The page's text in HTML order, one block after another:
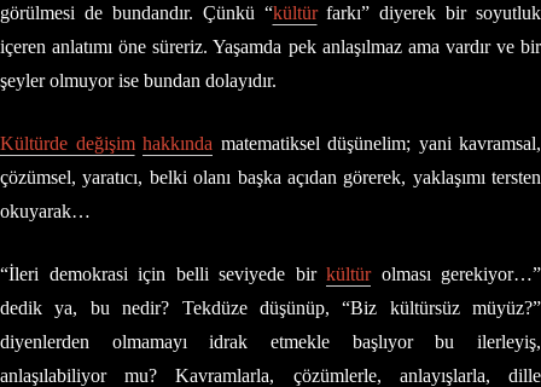
görülmesi de bundandır. Çünkü “kültürfarkı” diyerek bir soyutluk
içeren anlatımı öne süreriz. Yaşamda pek anlaşılmaz ama vardır ve bir
şeyler olmuyor ise bundan dolayıdır.
Kültürde değişim hakkında matematiksel düşünelim; yani kavramsal,
çözümsel, yaratıcı, belki olanı başka açıdan görerek, yaklaşımı tersten
okuyarak…
“İleri demokrasi için belli seviyede bir kültürolması gerekiyor…”
dedik ya, bu nedir? Tekdüze düşünüp, “Biz kültürsüz müyüz?”
diyenlerden olmamayı idrak etmekle başlıyor bu ilerleyiş,
anlaşılabiliyor mu? Kavramlarla, çözümlerle, anlayışlarla, dille